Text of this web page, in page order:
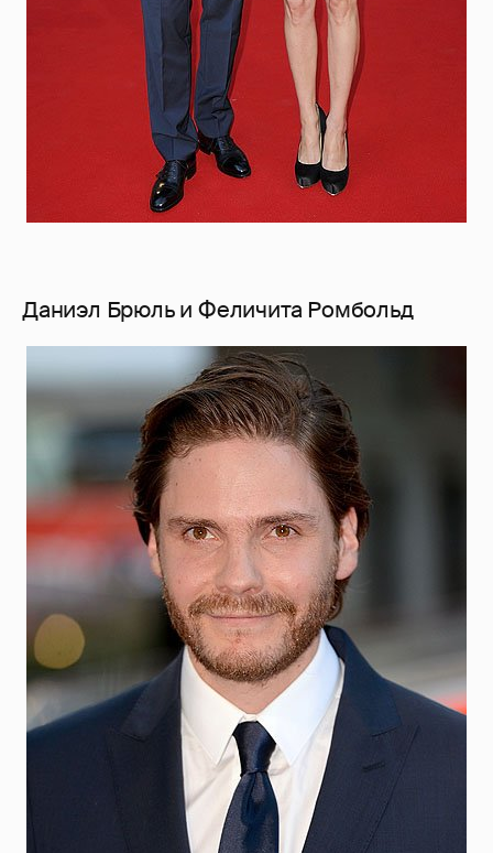
Даниэл Брюль и Феличита Ромбольд